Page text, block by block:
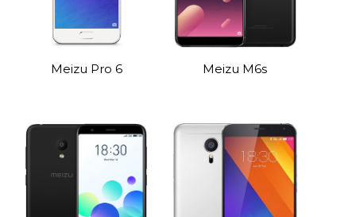
Meizu Pro 6 Meizu M6s